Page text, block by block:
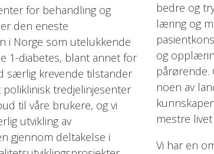
for behandling og
den eneste
i Norge som utelukkende
1-diabetes, blant annet for
særlig krevende tilstander
poliklinisk tredjelinjesenter
til våre brukere, og vi
utvikling av
gjennom deltakelse i
bedre og
læring og
og
pårørende.
noen av
mestre
Vi har en